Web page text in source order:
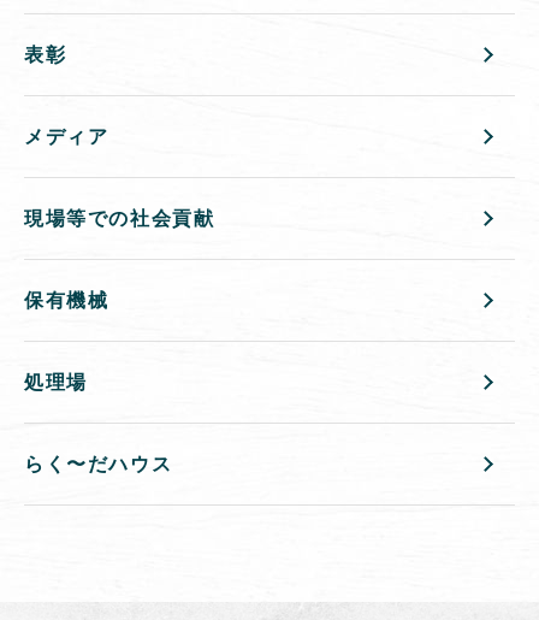
表彰
メディア
現場等での社会貢献
保有機械
処理場
らく〜だハウス